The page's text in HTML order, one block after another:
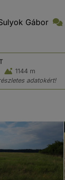
Gábor
1144 m
adatokért!